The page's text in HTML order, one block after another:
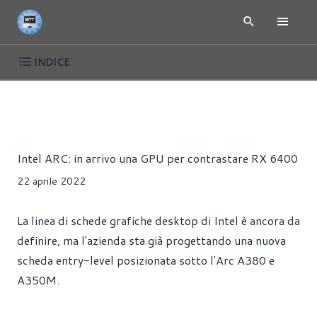
INDICE
Intel ARC: in arrivo una GPU per contrastare RX 6400
22 aprile 2022
La linea di schede grafiche desktop di Intel è ancora da
definire, ma l'azienda sta già progettando una nuova
scheda entry-level posizionata sotto l'Arc A380 e
A350M.